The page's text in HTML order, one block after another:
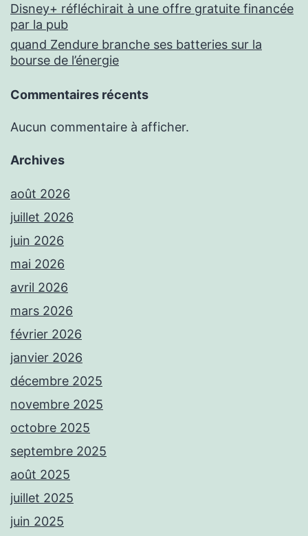
Disney+ réfléchirait à une offre gratuite financée
par la pub
quand Zendure branche ses batteries sur la
bourse de l’énergie
Commentaires récents
Aucun commentaire à afficher.
Archives
août 2026
juillet 2026
juin 2026
mai 2026
avril 2026
mars 2026
février 2026
janvier 2026
décembre 2025
novembre 2025
octobre 2025
septembre 2025
août 2025
juillet 2025
juin 2025